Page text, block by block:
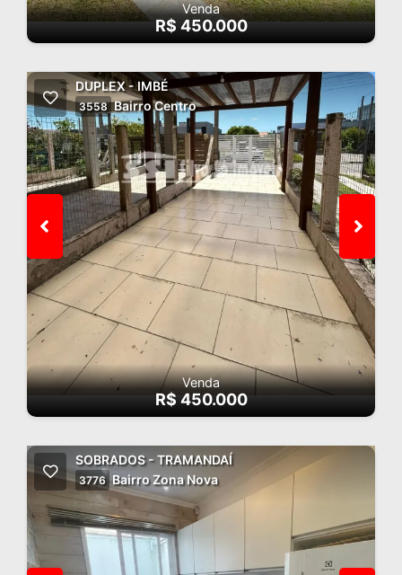
Venda
R$ 450.000
DUPLEX - IMBÉ
3558 Bairro Centro
Venda
R$ 450.000
SOBRADOS - TRAMANDAÍ
3776 Bairro Zona Nova